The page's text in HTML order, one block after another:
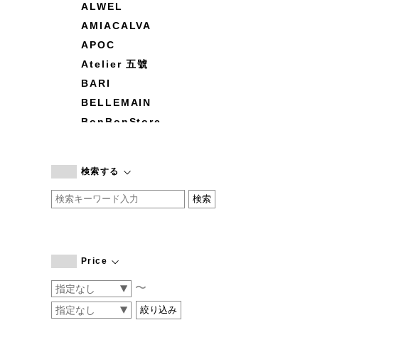
ALWEL
AMIACALVA
APOC
Atelier 五號
BARI
BELLEMAIN
BonBonStore
by basics
CATWORTH
COGTHEBIGSMOKE
CONVERSE
DEAN & DELUCA
検索する
Price
〜